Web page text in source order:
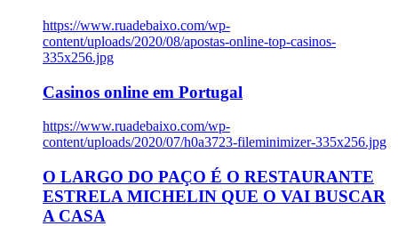
https://www.ruadebaixo.com/wp-
content/uploads/2020/08/apostas-online-top-casinos-
335x256.jpg
Casinos online em Portugal
https://www.ruadebaixo.com/wp-
content/uploads/2020/07/h0a3723-fileminimizer-335x256.jpg
O LARGO DO PAÇO É O RESTAURANTE
ESTRELA MICHELIN QUE O VAI BUSCAR
A CASA